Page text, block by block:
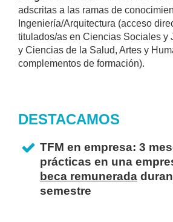
adscritas a las ramas de
Ingeniería/Arquitectura (acceso
titulados/as en Ciencias Sociales y
y Ciencias de la Salud, Artes y
complementos de formación).
DESTACAMOS
TFM en empresa: 3
prácticas en una
beca remunerada
semestre